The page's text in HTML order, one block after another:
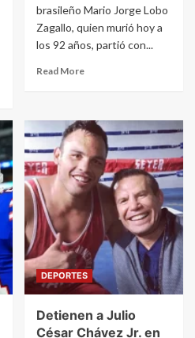
brasileño Mario Jorge Lobo
Zagallo, quien murió hoy a
los 92 años, partió con...
Read More
DEPORTES
Detienen a Julio
César Chávez Jr. en